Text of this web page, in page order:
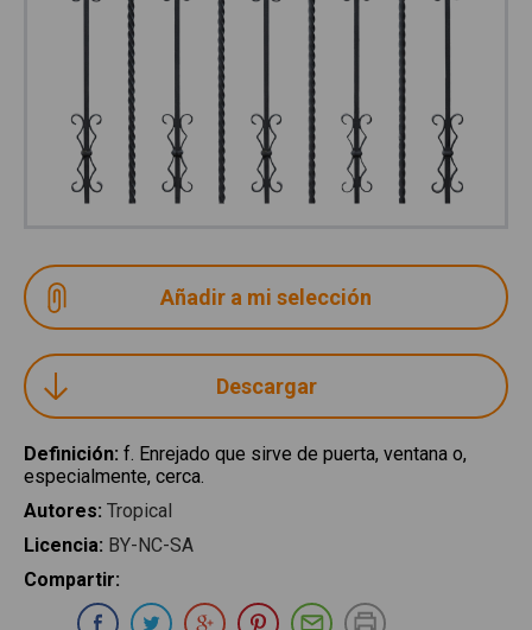
Descargar
Definición: f. Enrejado que sirve de puerta, ventana o,
especialmente, cerca.
Autores: Tropical
Licencia: BY-NC-SA
Compartir:
Compartir en Whatsapp
Compartir en Facebook
Compartir en Twitter
Compartir en Google Plus
Compartir en Pinterest
Compartir por E-